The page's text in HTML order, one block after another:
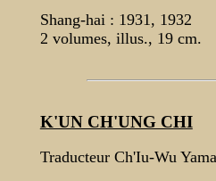
Shang-hai : 1931, 1932
2 volumes, illus., 19 cm.
K'UN CH'UNG CHI
Traducteur Ch'Iu-Wu